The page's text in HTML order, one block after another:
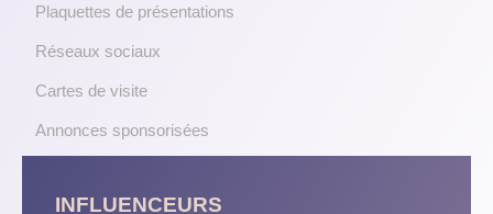
Plaquettes de présentations
Réseaux sociaux
Cartes de visite
Annonces sponsorisées
INFLUENCEURS